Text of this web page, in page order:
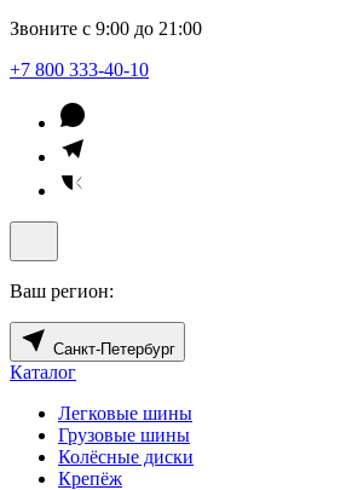
Звоните с 9:00 до 21:00
+7 800 333-40-10
Ваш регион:
Санкт-Петербург
Каталог
Легковые шины
Грузовые шины
Колёсные диски
Крепёж